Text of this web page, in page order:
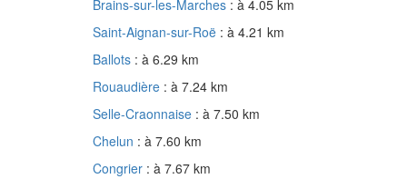
Brains-sur-les-Marches : à 4.05 km
Saint-Aignan-sur-Roë : à 4.21 km
Ballots : à 6.29 km
Rouaudière : à 7.24 km
Selle-Craonnaise : à 7.50 km
Chelun : à 7.60 km
Congrier : à 7.67 km